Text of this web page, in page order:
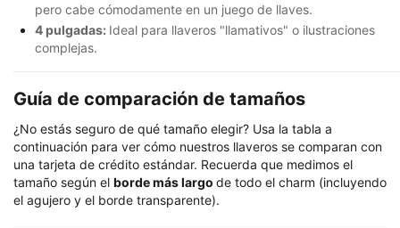
pero cabe cómodamente en un juego de llaves.
4 pulgadas: Ideal para llaveros "llamativos" o ilustraciones
complejas.
Guía de comparación de tamaños
¿No estás seguro de qué tamaño elegir? Usa la tabla a
continuación para ver cómo nuestros llaveros se comparan con
una tarjeta de crédito estándar. Recuerda que medimos el
tamaño según el borde más largo de todo el charm (incluyendo
el agujero y el borde transparente).